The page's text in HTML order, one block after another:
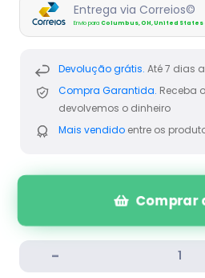
Entrega via Correios©
Envio para Columbus, OH, United States
Devolução grátis. Até 7 dias
Compra Garantida. Receba
devolvemos o dinheiro
Mais vendido entre os
Comprar